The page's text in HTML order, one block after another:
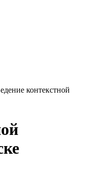
контекстной